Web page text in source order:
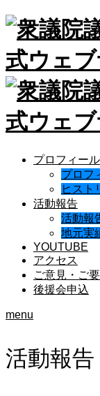
プロフィール
プロフ
ヒスト
活動報告
活動報
地元実
YOUTUBE
アクセス
ご意見・ご
後援会申込
menu
活動報告